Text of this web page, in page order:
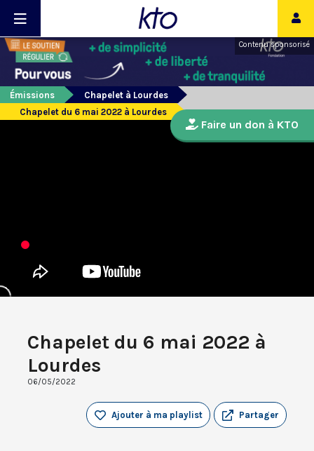
Contenu sponsorisé
Émissions
Chapelet à Lourdes
Chapelet du 6 mai 2022 à Lourdes
Chapelet du 6 mai 2022 à
Lourdes
06/05/2022
Partager
Ajouter à ma playlist
Faire un don à KTO